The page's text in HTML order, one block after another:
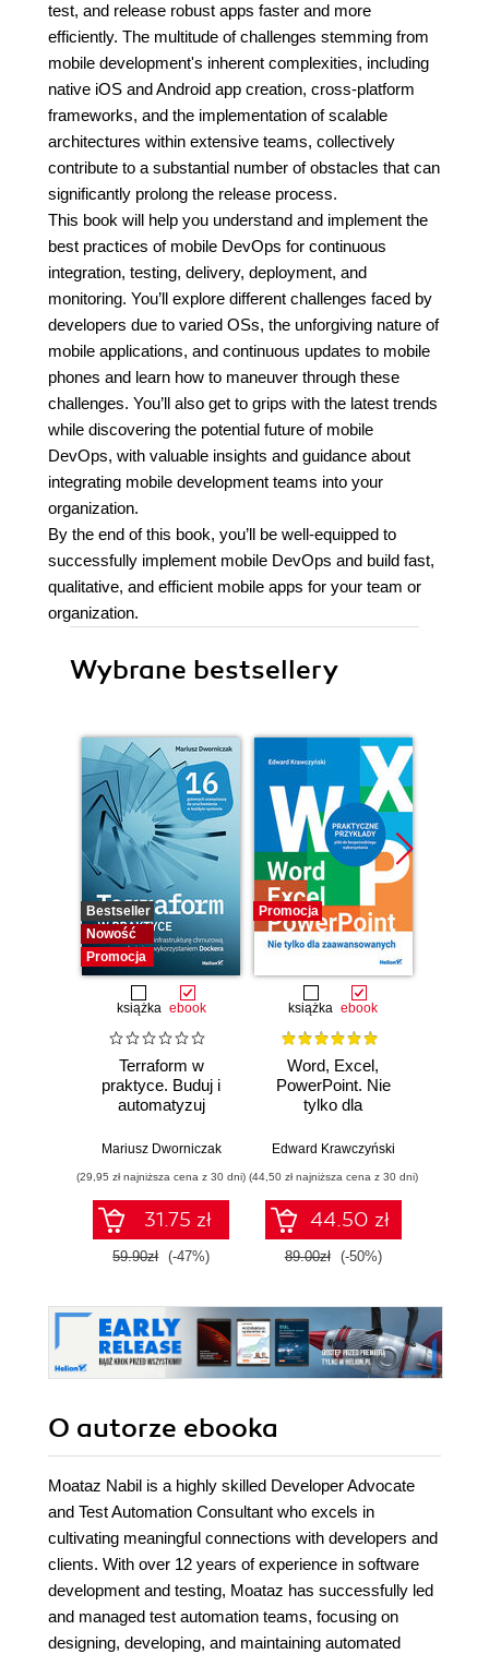
test, and release robust apps faster and more
efficiently. The multitude of challenges stemming from
mobile development's inherent complexities, including
native iOS and Android app creation, cross-platform
frameworks, and the implementation of scalable
architectures within extensive teams, collectively
contribute to a substantial number of obstacles that can
significantly prolong the release process.
This book will help you understand and implement the
best practices of mobile DevOps for continuous
integration, testing, delivery, deployment, and
monitoring. You’ll explore different challenges faced by
developers due to varied OSs, the unforgiving nature of
mobile applications, and continuous updates to mobile
phones and learn how to maneuver through these
challenges. You’ll also get to grips with the latest trends
while discovering the potential future of mobile
DevOps, with valuable insights and guidance about
integrating mobile development teams into your
organization.
By the end of this book, you’ll be well-equipped to
successfully implement mobile DevOps and build fast,
qualitative, and efficient mobile apps for your team or
organization.
Wybrane bestsellery
Bestseller
Nowość
Promocja
książka ebook
Terraform w
praktyce. Buduj i
automatyzuj
chmurową oraz
wykorzystaniem
Dockera
Mariusz Dworniczak
(29,95 zł najniższa cena z 30 dni)
31.75 zł
59.90zł (-47%)
Promocja
książka ebook
Word, Excel,
PowerPoint. Nie
tylko dla
Edward Krawczyński
(44,50 zł najniższa cena z 30 dni)
44.50 zł
89.00zł (-50%)
O autorze ebooka
Moataz Nabil is a highly skilled Developer Advocate
and Test Automation Consultant who excels in
cultivating meaningful connections with developers and
clients. With over 12 years of experience in software
development and testing, Moataz has successfully led
and managed test automation teams, focusing on
designing, developing, and maintaining automated